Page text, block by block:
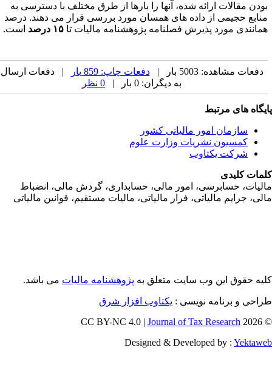
مقالات ارائه شده، آنها را بارها از طرق مختلف با دسترسی به
حجیمی از داده های همسان مورد بررسی قرار می دهند. درصد
مورد پذیرش فصلنامه پژوهشنامه مالیات تا۱۵ درصد است.
دفعات مشاهده: 5003 بار | دفعات چاپ: 859 بار
| دفعات ارسال
به دیگران: 0 بار |
های مرتبط
سازمان امور مالياتی کشور
کمسیون نشریات وزارت علوم
شرکت یکتاوب
کلیدی
حسابرسی، امور مالی، حسابداری، گردش مالی، انضباط
جرايم مالياتی، فرار مالياتی، ماليات مستقيم، قوانين مالياتی
حقوق این وب سایت متعلق بهپژوهشنامه مالیاتمی باشد.
و برنامه نویسی : یکتاوب افزار شرق
©
Journal of Tax Research
Designed & Developed by :